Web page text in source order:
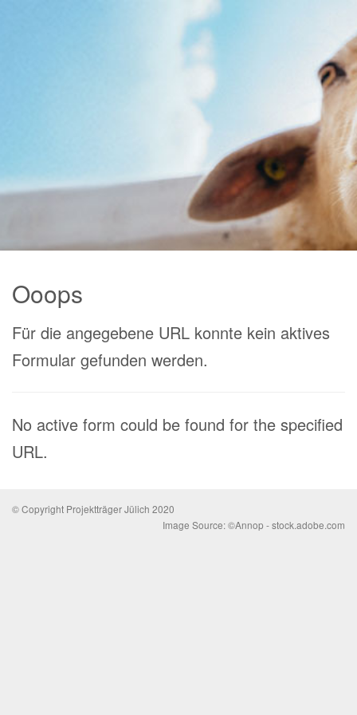
Ooops
Für die angegebene URL konnte kein aktives
Formular gefunden werden.
No active form could be found for the specified
URL.
© Copyright Projektträger Jülich 2020
Image Source: ©Annop - stock.adobe.com